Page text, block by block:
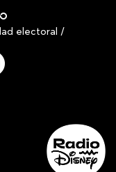
electoral /